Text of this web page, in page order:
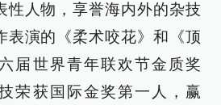
性人物，享誉海内外的杂技
表演的《柔术咬花》和《顶
届世界青年联欢节金质奖
荣获国际金奖第一人，赢